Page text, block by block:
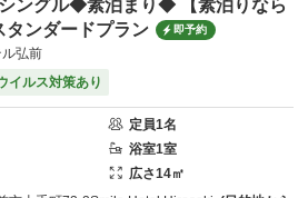
シングル◆素泊まり◆ 【素泊りなら
タンダードプラン
即予約
弘前
イルス対策あり
定員1名
浴室1室
広さ14㎡